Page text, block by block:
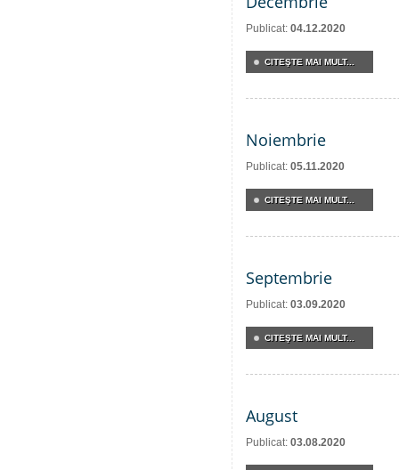
Publicat: 04.12.2020
CITEŞTE MAI MULT...
Noiembrie
Publicat: 05.11.2020
CITEŞTE MAI MULT...
Septembrie
Publicat: 03.09.2020
CITEŞTE MAI MULT...
August
Publicat: 03.08.2020